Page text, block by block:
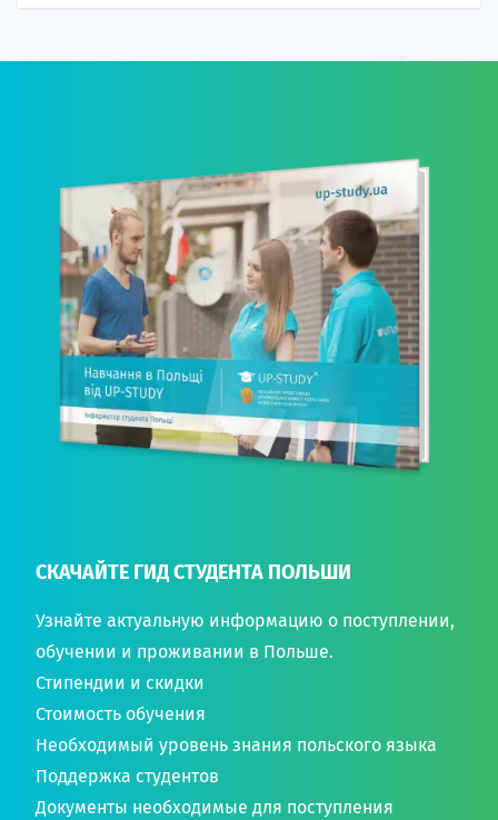
СКАЧАЙТЕ ГИД СТУДЕНТА ПОЛЬШИ
Узнайте актуальную информацию о поступлении,
обучении и проживании в Польше.
Стипендии и скидки
Стоимость обучения
Необходимый уровень знания польского языка
Поддержка студентов
Документы необходимые для поступления